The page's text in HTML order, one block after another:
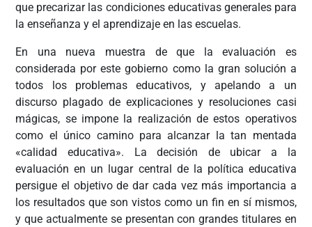
que precarizar las condiciones educativas generales para
la enseñanza y el aprendizaje en las escuelas.
En una nueva muestra de que la evaluación es
considerada por este gobierno como la gran solución a
todos los problemas educativos, y apelando a un
discurso plagado de explicaciones y resoluciones casi
mágicas, se impone la realización de estos operativos
como el único camino para alcanzar la tan mentada
«calidad educativa». La decisión de ubicar a la
evaluación en un lugar central de la política educativa
persigue el objetivo de dar cada vez más importancia a
los resultados que son vistos como un fin en sí mismos,
y que actualmente se presentan con grandes titulares en